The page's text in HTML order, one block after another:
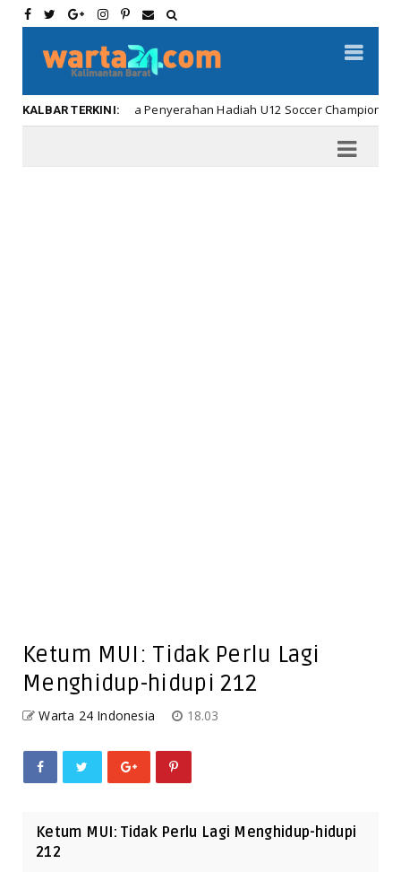
KALBAR TERKINI:
Meriahnya Penyerahan Hadiah U12 Soccer Championship ...
Ketum MUI: Tidak Perlu Lagi
Menghidup-hidupi 212
Warta 24 Indonesia 18.03
Ketum MUI: Tidak Perlu Lagi Menghidup-hidupi
212